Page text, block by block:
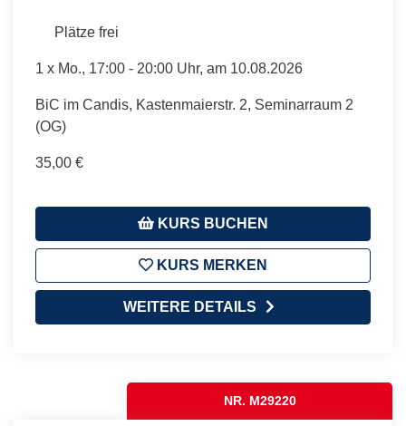
Plätze frei
1 x Mo., 17:00 - 20:00 Uhr, am 10.08.2026
BiC im Candis, Kastenmaierstr. 2, Seminarraum 2
(OG)
35,00 €
KURS BUCHEN
KURS MERKEN
WEITERE DETAILS
NR. M29220